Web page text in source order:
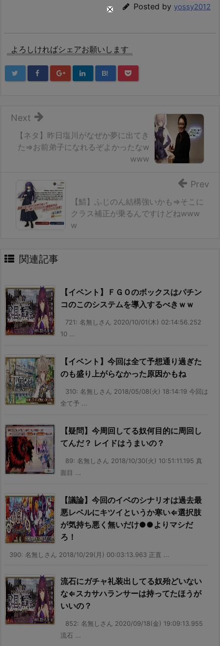
Posted by yossy2012
よろしければシェアお願いします
B!
【ネタ】昨日塩川がなぜか夢に出てき
た⇒お前弟子になれるぞよかったなw
www
Next
【鯖】ふじのん結構強いかも⇒そこに
クラス補正が乗るんですけどねwww
w
Prev
関連記事
【イベント】ＦＧＯのボックスはパチン
コのこのシステムを導入するべきｗｗ
721: 名無しさん 2020/10/01(木) 02:14:56.252
10 ...
【イベント】今回は全て予想通り過ぎた
のも盛り上がらなかった原因かもね
310: 名無しさん 2018/05/08(火) 18:14:19 今回は
全て予 ...
【疑問】今周回してる奴何目的に周回し
てんだ？ レイドはうまいの？
89: 名無しさん 2018/10/30(火) 10:51:11.195 真
面目 ...
【議論】今回のイベのシナリオは過去最
悪レベルにキツイというか寒い⇐選択肢
が気持ち悪く無いだけ●●よりマシだ
ろ！
390: 名無しさん 2018/10/29(月) 00:03:13.963 正直 ...
流石にガチャ礼装出してる奴殆どいない
な⇐スカサハランサーは持ってたほうが
いいの？
852: 名無しさん 2020/09/18(金) 19:09:13.955
流石 ...